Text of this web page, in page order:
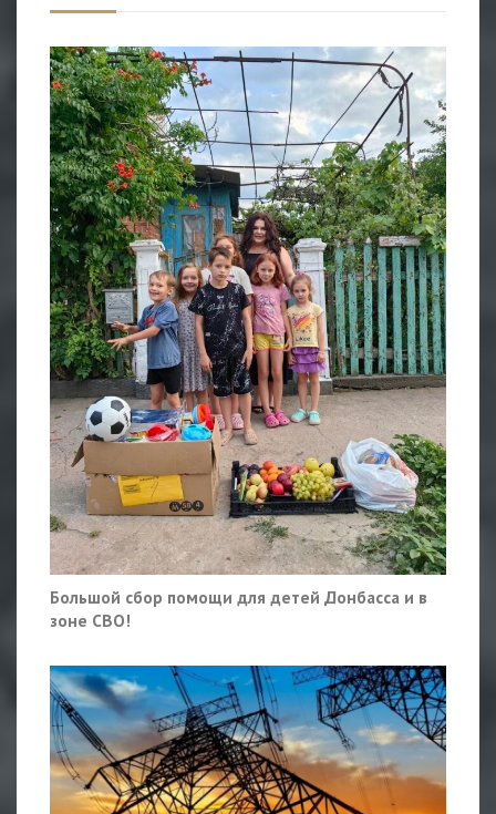
Большой сбор помощи для детей Донбасса и в
зоне СВО!